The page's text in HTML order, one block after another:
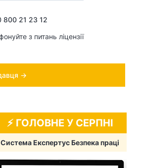
800 21 23 12
з питань ліцензії
→
⚡️ ГОЛОВНЕ У СЕРПНІ
Система Експертус Безпека праці